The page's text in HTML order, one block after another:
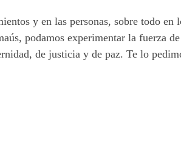
y en las personas, sobre todo en
podamos experimentar la fuerza
de justicia y de paz. Te lo